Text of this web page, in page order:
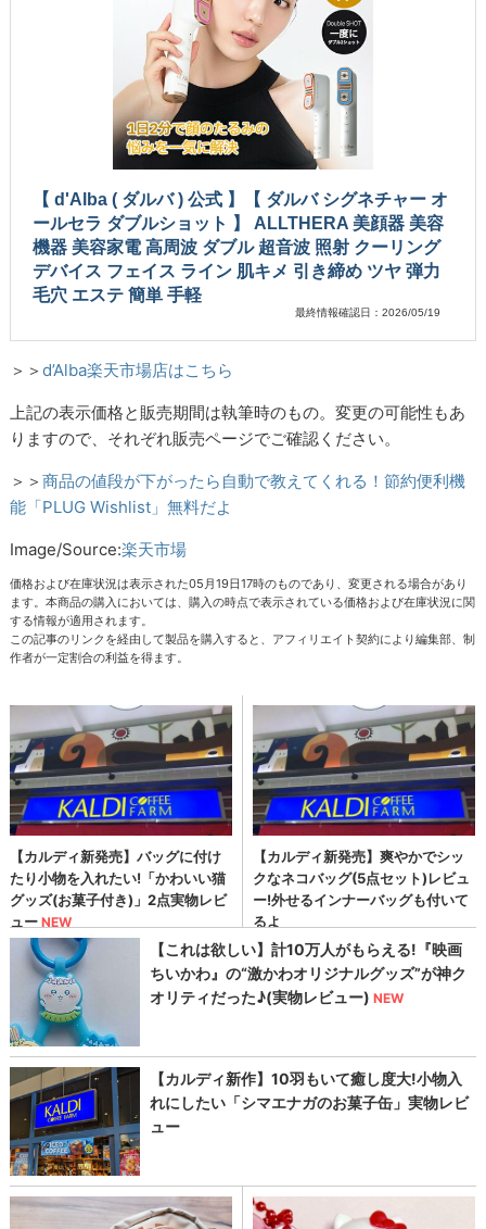
【 d'Alba ( ダルバ ) 公式 】【 ダルバ シグネチャー オ
ールセラ ダブルショット 】 ALLTHERA 美顔器 美容
機器 美容家電 高周波 ダブル 超音波 照射 クーリング
デバイス フェイス ライン 肌キメ 引き締め ツヤ 弾力
毛穴 エステ 簡単 手軽
最終情報確認日：2026/05/19
＞＞d’Alba楽天市場店はこちら
上記の表示価格と販売期間は執筆時のもの。変更の可能性もあ
りますので、それぞれ販売ページでご確認ください。
＞＞商品の値段が下がったら自動で教えてくれる！節約便利機
能「PLUG Wishlist」無料だよ
Image/Source:楽天市場
価格および在庫状況は表示された05月19日17時のものであり、変更される場合があり
ます。本商品の購入においては、購入の時点で表示されている価格および在庫状況に関
する情報が適用されます。
この記事のリンクを経由して製品を購入すると、アフィリエイト契約により編集部、制
作者が一定割合の利益を得ます。